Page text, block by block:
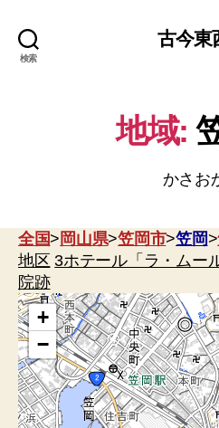
検索
古今東
地域:
かさお
全国> 岡山県>笠岡市>笠岡>
地区 3ホテール「ラ・ムール
院跡
+
−